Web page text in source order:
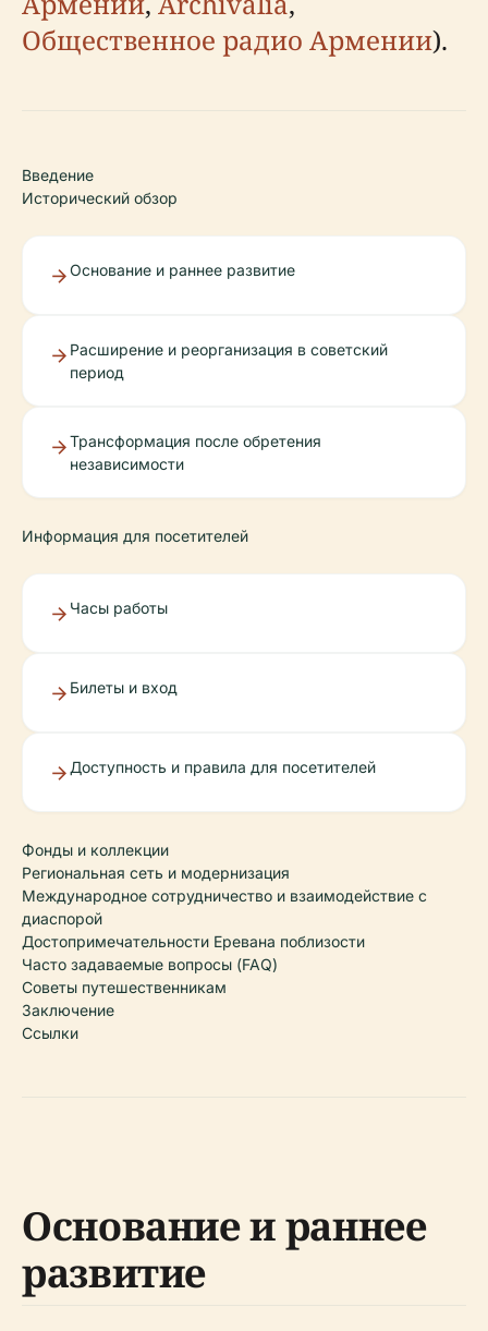
Общественное радио Армении).
Введение
Исторический обзор
Основание и раннее развитие
Расширение и реорганизация в советский
период
Трансформация после обретения
независимости
Информация для посетителей
Часы работы
Билеты и вход
Доступность и правила для посетителей
Фонды и коллекции
Региональная сеть и модернизация
Международное сотрудничество и взаимодействие с
диаспорой
Достопримечательности Еревана поблизости
Часто задаваемые вопросы (FAQ)
Советы путешественникам
Заключение
Ссылки
Основание и раннее
развитие